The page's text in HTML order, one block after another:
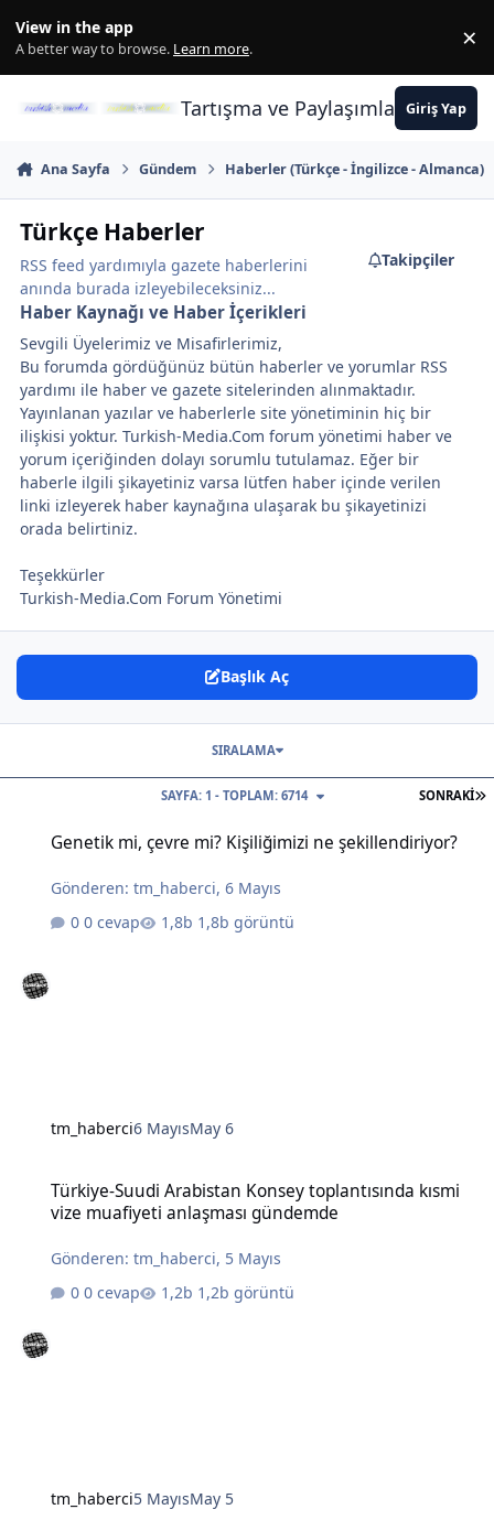
View in the app
A better way to browse. Learn more. ×
Tartışma ve PaylaşımlarınGiriş Yap
Ana Sayfa Gündem Haberler (Türkçe - İngilizce - Almanca)
Türkçe Haberler
RSS feed yardımıyla gazete haberlerini
anında burada izleyebileceksiniz...
Takipçiler
Haber Kaynağı ve Haber İçerikleri
Sevgili Üyelerimiz ve Misafirlerimiz,
Bu forumda gördüğünüz bütün haberler ve yorumlar RSS
yardımı ile haber ve gazete sitelerinden alınmaktadır.
Yayınlanan yazılar ve haberlerle site yönetiminin hiç bir
ilişkisi yoktur. Turkish-Media.Com forum yönetimi haber ve
yorum içeriğinden dolayı sorumlu tutulamaz. Eğer bir
haberle ilgili şikayetiniz varsa lütfen haber içinde verilen
linki izleyerek haber kaynağına ulaşarak bu şikayetinizi
orada belirtiniz.
Teşekkürler
Turkish-Media.Com Forum Yönetimi
Başlık Aç
SONRAKI
SAYFA: 1 - TOPLAM: 6714
SIRALAMA
Genetik mi, çevre mi? Kişiliğimizi ne şekillendiriyor?
Gönderen:tm_haberci,6 Mayıs
0 cevap
1,8b görüntü
tm_haberci6 MayısMay 6
Türkiye-Suudi Arabistan Konsey toplantısında kısmi
vize muafiyeti anlaşması gündemde
Gönderen:tm_haberci, 5 Mayıs
0 cevap
1,2b görüntü
tm_haberci5 MayısMay 5